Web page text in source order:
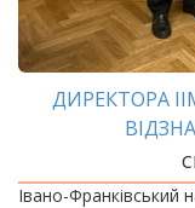
ДИРЕКТОРА
Івано-Франківський